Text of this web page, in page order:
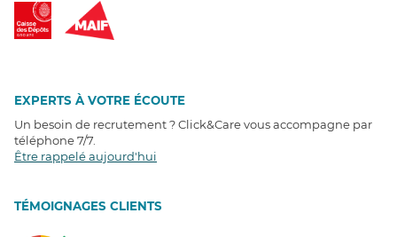
EXPERTS À VOTRE ÉCOUTE
Un besoin de recrutement ? Click&Care vous accompagne par
téléphone 7/7
Être rappelé aujourd'hui
TÉMOIGNAGES CLIENTS